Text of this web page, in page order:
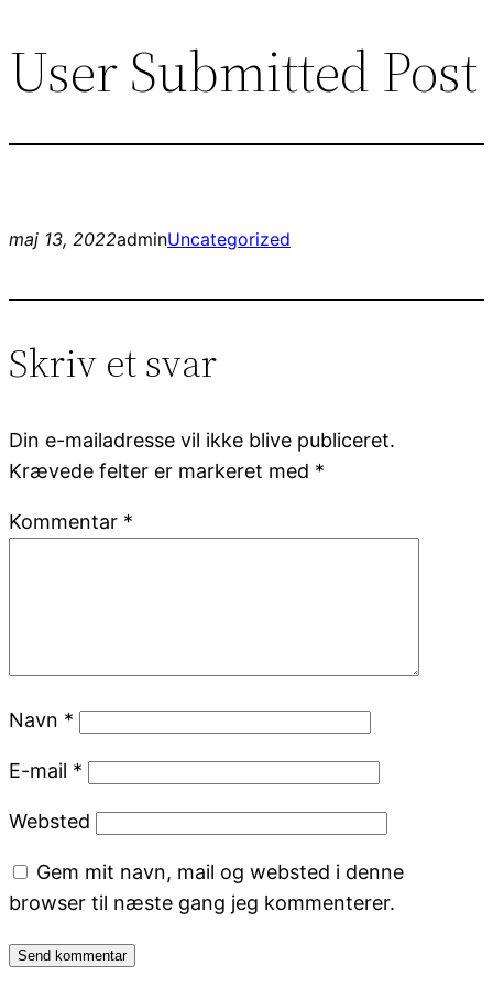
Spring
til
User Submitted Post
maj 13, 2022adminUncategorized
Skriv et svar
Din e-mailadresse vil ikke blive publiceret.
Krævede felter er markeret med *
Kommentar *
Navn *
E-mail *
Websted
Gem mit navn, mail og websted i denne
browser til næste gang jeg kommenterer.